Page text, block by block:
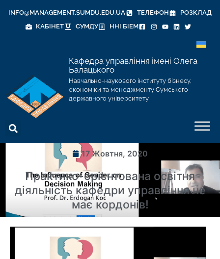
INFO@MANAGEMENT.SUMDU.EDU.UA ТЕЛЕФОН
РОЗКЛАД
КАБІНЕТ
СУМДУ ННІ БІЕМ
Кафедра управління імені Олега
Балацького
Навчально-наукового інституту бізнесу,
економіки та менеджменту Сумського
державного університету
17 Жовтня, 2020
Практико-орієнтована освітня
діяльність кафедри управління не
має кордонів!